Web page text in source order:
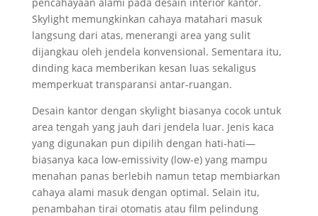
Skylight memungkinkan cahaya matahari masuk
langsung dari atas, menerangi area yang sulit
dijangkau oleh jendela konvensional. Sementara itu,
dinding kaca memberikan kesan luas sekaligus
memperkuat transparansi antar-ruangan.
Desain kantor dengan skylight biasanya cocok untuk
area tengah yang jauh dari jendela luar. Jenis kaca
yang digunakan pun dipilih dengan hati-hati—
biasanya kaca low-emissivity (low-e) yang mampu
menahan panas berlebih namun tetap membiarkan
cahaya alami masuk dengan optimal. Selain itu,
penambahan tirai otomatis atau film pelindung